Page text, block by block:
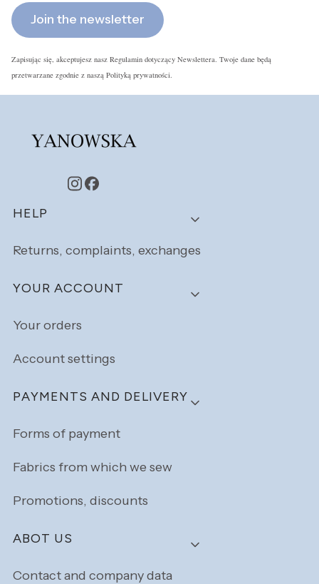
Join the newsletter
Zapisując się, akceptujesz nasz Regulamin dotyczący Newslettera. Twoje dane będą
przetwarzane zgodnie z naszą Polityką prywatności.
Footer menu
HELP
Returns, complaints, exchanges
YOUR ACCOUNT
Your orders
Account settings
PAYMENTS AND DELIVERY
Forms of payment
Fabrics from which we sew
Promotions, discounts
ABOT US
Contact and company data